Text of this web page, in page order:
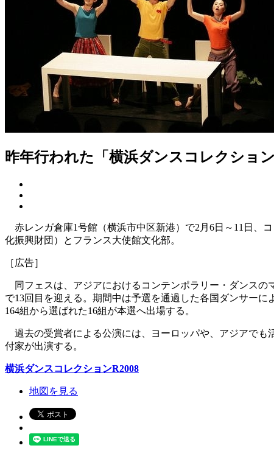
昨年行われた「横浜ダンスコレクショ
赤レンガ倉庫1号館（横浜市中区新港）で2月6日～11日、
化振興財団）とフランス大使館文化部。
［広告］
同フェスは、アジアにおけるコンテンポラリー・ダンスの
で13回目を迎える。期間中は予選を通過した各国ダンサー
164組から選ばれた16組が本選へ出場する。
過去の受賞者による公演には、ヨーロッパや、アジアでも
付家が出演する。
横浜ダンスコレクションR2008
地図を見る